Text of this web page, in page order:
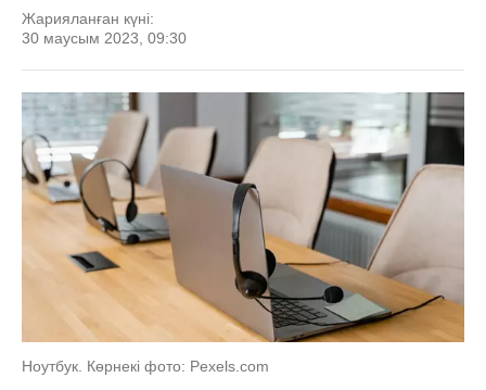
Жарияланған күні:
30 маусым 2023, 09:30
Ноутбук. Көрнекі фото: Рexels.com